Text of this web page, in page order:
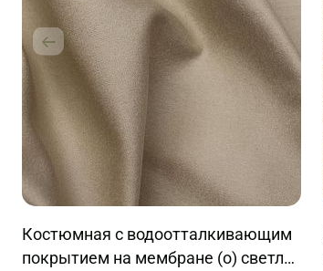
Костюмная с водоотталкивающим
покрытием на мембране (о) светло-